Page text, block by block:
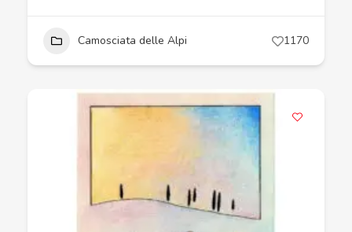
Camosciata delle Alpi 1170